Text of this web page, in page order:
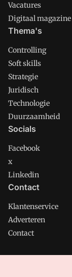
Vacatures
Digitaal magazine
Thema's
Controlling
Soft skills
Strategie
Juridisch
Technologie
Duurzaamheid
Socials
Facebook
x
Linkedin
Contact
Klantenservice
Adverteren
Contact